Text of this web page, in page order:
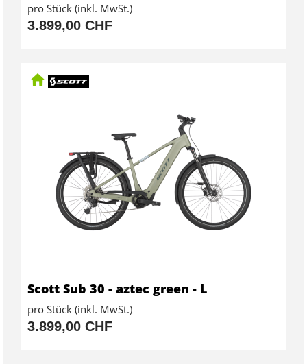
pro Stück (inkl. MwSt.)
3.899,00 CHF
Scott Sub 30 - aztec green - L
pro Stück (inkl. MwSt.)
3.899,00 CHF